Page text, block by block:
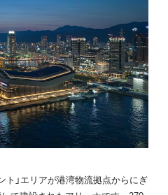
ト」エリアが港湾物流拠点からにぎ